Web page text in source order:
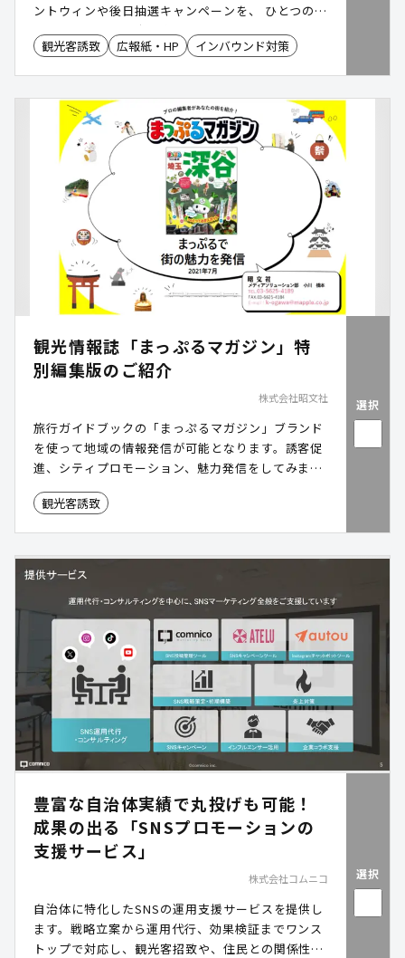
ントウィンや後日抽選キャンペーンを、 ひとつのダ
ッシュボードで設定・実行・分析 できるSNSキャン
ペーン運営ツール。自治体・行政機関での利用実績
観光客誘致 広報紙・HP インバウンド対策
観光情報誌「まっぷるマガジン」特
別編集版のご紹介
株式会社昭文社
旅行ガイドブックの「まっぷるマガジン」ブランド
を使って地域の情報発信が可能となります。誘客促
進、シティプロモーション、魅力発信をしてみませ
んか。
観光客誘致
選択
豊富な自治体実績で丸投げも可能！
成果の出る「SNSプロモーションの
支援サービス」
株式会社コムニコ
自治体に特化したSNSの運用支援サービスを提供し
ます。戦略立案から運用代行、効果検証までワンス
トップで対応し、観光客招致や、住民との関係性構
選択